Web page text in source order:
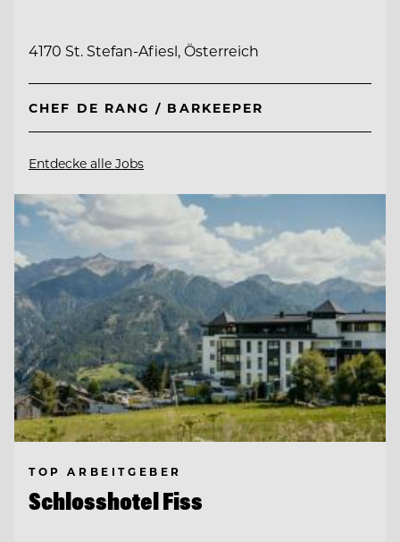
4170 St. Stefan-Afiesl, Österreich
CHEF DE RANG / BARKEEPER
Entdecke alle Jobs
TOP ARBEITGEBER
Schlosshotel Fiss